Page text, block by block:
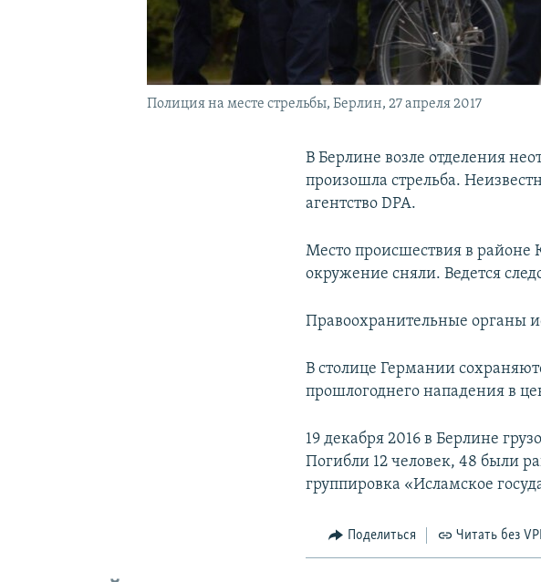
Полиция на месте стрельбы, Берлин, 27 апреля 2017
В Берлине возле отделения
произошла стрельба.
агентство DPA.
Место происшествия в районе
окружение сняли. Ведется
Правоохранительные органы
В столице Германии
прошлогоднего нападения в
19 декабря 2016 в Берлине
Погибли 12 человек, 48 были
группировка «Исламское
Поделиться Читать без